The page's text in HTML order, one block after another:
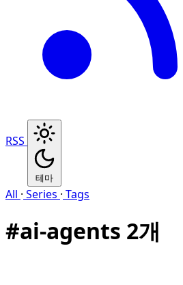
RSS
테마
All · Series · Tags
#ai-agents 2개